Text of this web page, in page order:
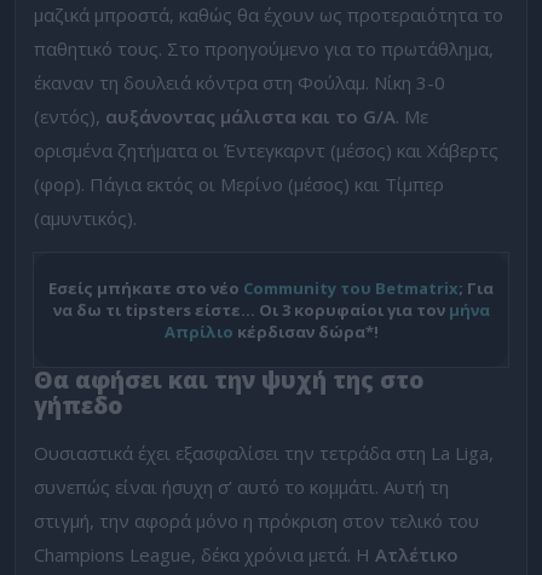
μαζικά μπροστά, καθώς θα έχουν ως προτεραιότητα το
παθητικό τους. Στο προηγούμενο για το πρωτάθλημα,
έκαναν τη δουλειά κόντρα στη Φούλαμ. Νίκη 3-0
(εντός), αυξάνοντας μάλιστα και το G/A. Με
ορισμένα ζητήματα οι Έντεγκαρντ (μέσος) και Χάβερτς
(φορ). Πάγια εκτός οι Μερίνο (μέσος) και Τίμπερ
(αμυντικός).
Εσείς μπήκατε στο νέο Community του Betmatrix; Για
να δω τι tipsters είστε… Οι 3 κορυφαίοι για τον μήνα
Απρίλιο κέρδισαν δώρα*!
Θα αφήσει και την ψυχή της στο
γήπεδο
Ουσιαστικά έχει εξασφαλίσει την τετράδα στη La Liga,
συνεπώς είναι ήσυχη σ’ αυτό το κομμάτι. Αυτή τη
στιγμή, την αφορά μόνο η πρόκριση στον τελικό του
Champions League, δέκα χρόνια μετά. Η Ατλέτικο